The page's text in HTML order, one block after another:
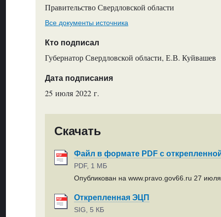
Правительство Свердловской области
Все документы источника
Кто подписал
Губернатор Свердловской области, Е.В. Куйвашев
Дата подписания
25 июля 2022 г.
Скачать
Файл в формате PDF с
PDF, 1 МБ
Опубликован на www.pravo.gov66.ru 27 июля
Открепленная ЭЦП
SIG, 5 КБ